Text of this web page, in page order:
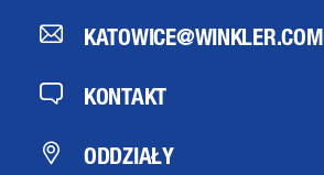
KATOWICE@WINKLER.COM
KONTAKT
ODDZIAŁY